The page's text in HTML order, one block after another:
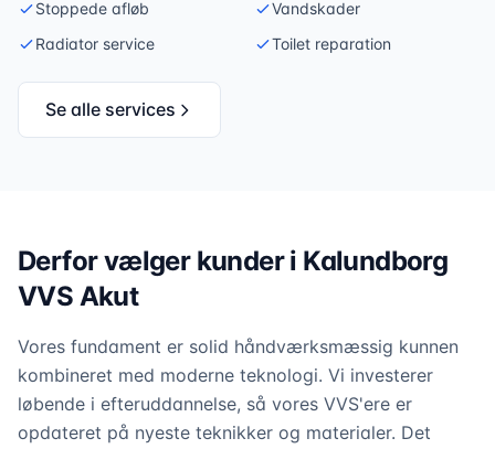
Stoppede afløb
Vandskader
Radiator service
Toilet reparation
Se alle services
Derfor vælger kunder i Kalundborg
VVS Akut
Vores fundament er solid håndværksmæssig kunnen
kombineret med moderne teknologi. Vi investerer
løbende i efteruddannelse, så vores VVS'ere er
opdateret på nyeste teknikker og materialer. Det